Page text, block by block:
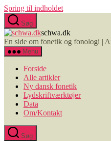
Spring til indholdet
Søg
schwa.dk
En side om fonetik og fonologi |
Menu
Forside
Alle artikler
Ny dansk fonetik
Lydskriftværktøjer
Data
Om/Kontakt
Søg